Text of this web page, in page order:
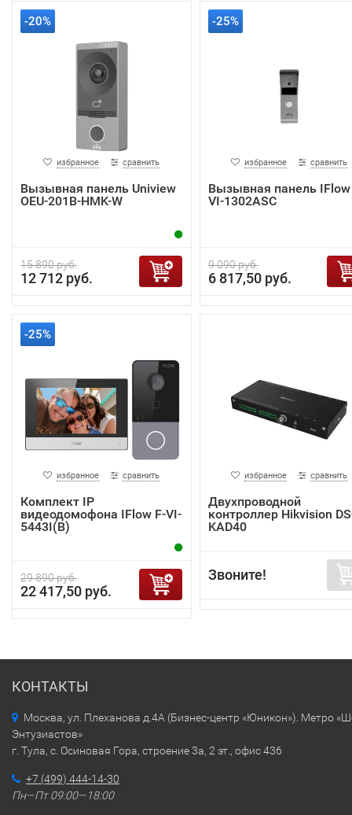
-20%
избранное сравнить
Вызывная панель Uniview
OEU-201B-HMK-W
15 890 руб.
12 712 руб.
-25%
избранное сравнить
Вызывная панель IFlow
VI-1302ASC
9 090 руб.
6 817,50 руб.
-25%
избранное сравнить
Комплект IP
видеодомофона IFlow F-VI-
5443I(B)
29 890 руб.
22 417,50 руб.
избранное сравнить
Двухпроводной
контроллер Hikvision
KAD40
Звоните!
КОНТАКТЫ
Москва, ул. Плеханова д.4А (Бизнес-центр «Юникон»). Метро
Энтузиастов»
г. Тула, с. Осиновая Гора, строение 3а, 2 эт., офис 436
+7 (499) 444-14-30
Пн—Пт 09:00—18:00